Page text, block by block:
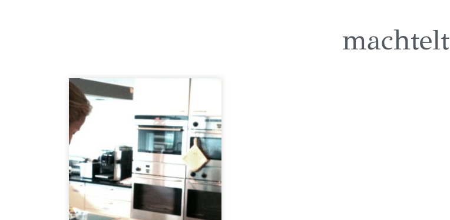
machtelt